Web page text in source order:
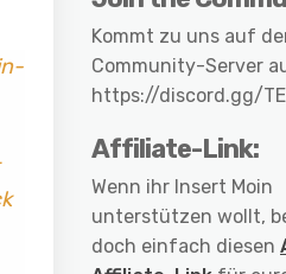
Kommt zu uns auf
Community-Server
https://discord.gg/
Affiliate-Link:
Wenn ihr Insert Moin
unterstützen wollt,
doch einfach diesen